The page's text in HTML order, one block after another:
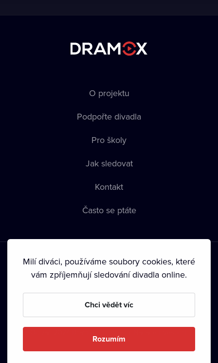
O projektu
Podpořte divadla
Pro školy
Jak sledovat
Kontakt
Často se ptáte
Podmínky používání • Ochrana soukromí • Zásady používání
• Autorská práva•
Milí diváci, používáme soubory cookies, které
vám zpříjemňují sledování divadla online.
Chci vědět víc
Rozumím